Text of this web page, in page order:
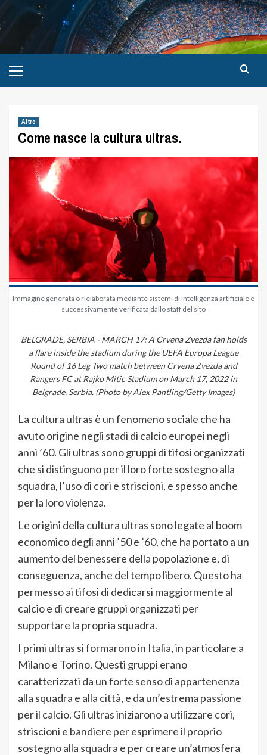
Altro
Come nasce la cultura ultras.
Immagine generata o rielaborata mediante sistemi di intelligenza artificiale e
successivamente verificata dallo staff del sito
BELGRADE, SERBIA - MARCH 17: A Crvena Zvezda fan holds
a flare inside the stadium during the UEFA Europa League
Round of 16 Leg Two match between Crvena Zvezda and
Rangers FC at Rajko Mitic Stadium on March 17, 2022 in
Belgrade, Serbia. (Photo by Alex Pantling/Getty Images)
La cultura ultras è un fenomeno sociale che ha
avuto origine negli stadi di calcio europei negli
anni ’60. Gli ultras sono gruppi di tifosi organizzati
che si distinguono per il loro forte sostegno alla
squadra, l’uso di cori e striscioni, e spesso anche
per la loro violenza.
Le origini della cultura ultras sono legate al boom
economico degli anni ’50 e ’60, che ha portato a un
aumento del benessere della popolazione e, di
conseguenza, anche del tempo libero. Questo ha
permesso ai tifosi di dedicarsi maggiormente al
calcio e di creare gruppi organizzati per
supportare la propria squadra.
I primi ultras si formarono in Italia, in particolare a
Milano e Torino. Questi gruppi erano
caratterizzati da un forte senso di appartenenza
alla squadra e alla città, e da un’estrema passione
per il calcio. Gli ultras iniziarono a utilizzare cori,
striscioni e bandiere per esprimere il proprio
sostegno alla squadra e per creare un’atmosfera